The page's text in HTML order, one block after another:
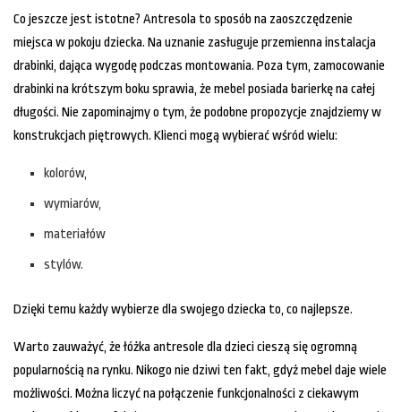
Co jeszcze jest istotne? Antresola to sposób na zaoszczędzenie
miejsca w pokoju dziecka. Na uznanie zasługuje przemienna instalacja
drabinki, dająca wygodę podczas montowania. Poza tym, zamocowanie
drabinki na krótszym boku sprawia, że mebel posiada barierkę na całej
długości. Nie zapominajmy o tym, że podobne propozycje znajdziemy w
konstrukcjach piętrowych. Klienci mogą wybierać wśród wielu:
kolorów,
wymiarów,
materiałów
stylów.
Dzięki temu każdy wybierze dla swojego dziecka to, co najlepsze.
Warto zauważyć, że łóżka antresole dla dzieci cieszą się ogromną
popularnością na rynku. Nikogo nie dziwi ten fakt, gdyż mebel daje wiele
możliwości. Można liczyć na połączenie funkcjonalności z ciekawym